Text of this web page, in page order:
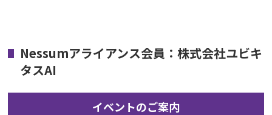
Nessumアライアンス会員：株式会社ユビキ
タスAI
イベントのご案内